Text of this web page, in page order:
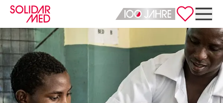
Deutsch